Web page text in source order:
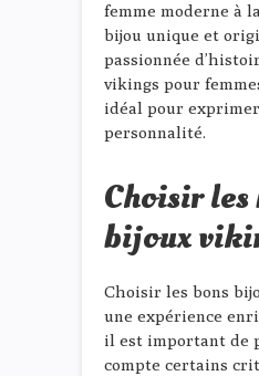
femme moderne à
bijou unique et
passionnée
vikings pour
idéal pour
personnalité.
Choisir les
bijoux
Choisir les bons
une expérience
il est important de
compte certains